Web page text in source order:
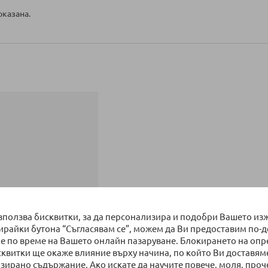
бисквитки, за да персонализира и подобри Вашето
бутона “Съгласявам се”, можем да Ви предоставим по-
по време на Вашето онлайн пазаруване. Блокирането на
ще окаже влияние върху начина, по който Ви
съдържание. Ако искате да научите повече, моля,